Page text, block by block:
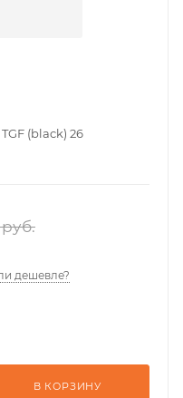
(black) 26
дешевле?
В КОРЗИНУ